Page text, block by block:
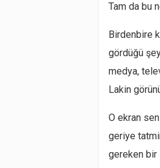
Tam da bu
Birdenbire
gördüğü
medya,
Lakin
O ekran
geriye
gereken bir